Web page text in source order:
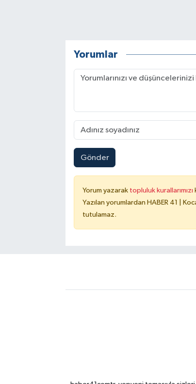
Yorumlar
Gönder
Yorum yazarak topluluk kurallarımızı
Yazılan yorumlardan HABER 41 |
tutulamaz.